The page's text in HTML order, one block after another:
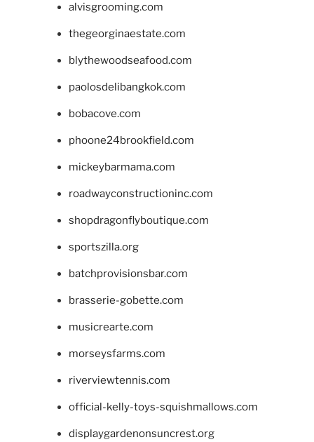
alvisgrooming.com
thegeorginaestate.com
blythewoodseafood.com
paolosdelibangkok.com
bobacove.com
phoone24brookfield.com
mickeybarmama.com
roadwayconstructioninc.com
shopdragonflyboutique.com
sportszilla.org
batchprovisionsbar.com
brasserie-gobette.com
musicrearte.com
morseysfarms.com
riverviewtennis.com
official-kelly-toys-squishmallows.com
displaygardenonsuncrest.org